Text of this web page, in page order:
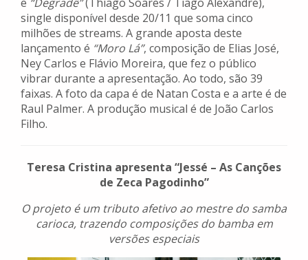
single disponível desde 20/11 que soma cinco
milhões de streams. A grande aposta deste
lançamento é “Moro Lá”, composição de Elias José,
Ney Carlos e Flávio Moreira, que fez o público
vibrar durante a apresentação. Ao todo, são 39
faixas. A foto da capa é de Natan Costa e a arte é de
Raul Palmer. A produção musical é de João Carlos
Filho.
Teresa Cristina apresenta “Jessé – As Canções
de Zeca Pagodinho”
O projeto é um tributo afetivo ao mestre do samba
carioca, trazendo composições do bamba em
versões especiais